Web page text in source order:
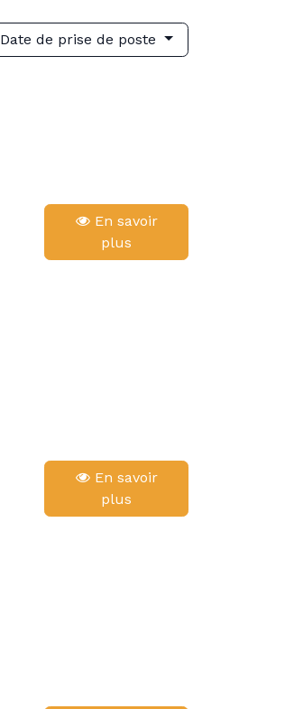
Date de prise de poste
En savoir
plus
En savoir
plus